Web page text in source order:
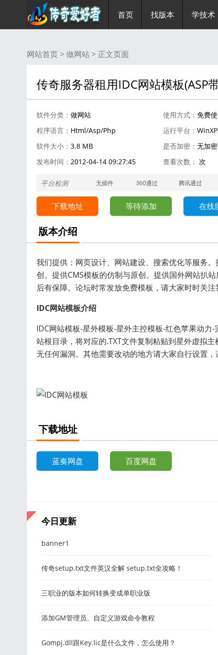
首页 找版本 学技术
网站首页 >做网站 > 正文页面
传奇服务器租用IDC网站模板(ASP
软件分类： 做网站 使用方式： 免费
程序语言： Html/Asp/Php 运行平台：
软件大小： 3.8 MB 是否加密： 无加密
发布时间： 2012-04-14 09:27:45 查看次数： 次
平台检测 无插件 360通过 腾讯通过
下载地址 等待添加 在线
版本介绍
我们提供：网页设计、网站建设、搜索优化等服务
创。提供CMS模板的仿制与原创。提供国外网站扒
后有保障。论坛时常发放免费模板，请大家时时关
IDC网站模板介绍
IDC网站模板-星外模板-星外主控模板-红色苹果动
站根目录，将对应的.TXT文件复制粘贴到星外虚拟
无任何漏洞。其他需要改动的地方请大家自行设置
下载地址
蓝奏网盘 百度网盘
今日更新
banner1
传奇setup.txt文件英汉全解 setup.txt全攻略！
三职业的版本如何转换变成单职业版
添加GM管理员、自定义游戏命令教程
Gompj.dll跟Key.lic是什么文件，怎么使用？